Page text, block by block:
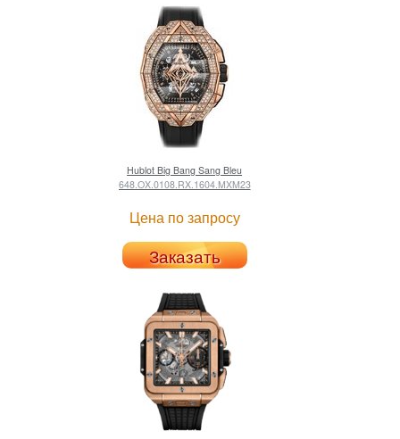
Hublot Big Bang Sang Bleu
648.OX.0108.RX.1604.MXM23
Цена по запросу
Заказать